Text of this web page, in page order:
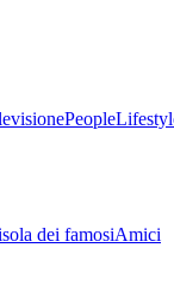
People
dei famosiAmici